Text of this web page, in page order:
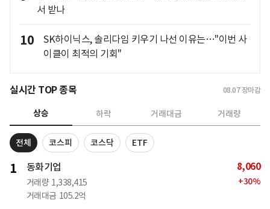
서 받나
10
SK하이닉스, 솔리다임 키우기 나선 이유는…"이번 사
이클이 최적의 기회"
실시간 TOP 종목 08.07 장마감
상승 하락 거래대금 거래량
전체 코스피 코스닥 ETF
1 동화기업
거래량 1,338,415
거래대금 105.2억
8,060
+30%